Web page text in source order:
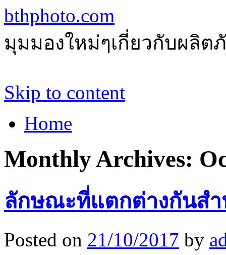
bthphoto.com
มุมมองใหม่ๆเกี่ยวกับผลิ
Skip to content
Home
Monthly Archives:
ลักษณะที่แตกต่างกันสำ
Posted on 21/10/2017 by